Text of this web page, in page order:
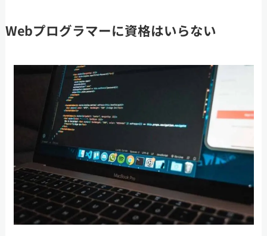
Webプログラマーに資格はいらない